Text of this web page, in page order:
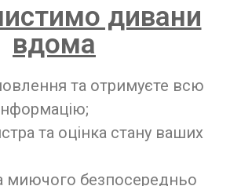
дивани
вдома
та отримуєте всю
та оцінка стану ваших
миючого безпосередньо